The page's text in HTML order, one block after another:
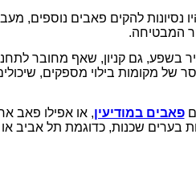
נסיונות להקים פאבים נוספים,
המבטיחה.
בשפע, גם קניון, שאף מחובר
של מקומות בילוי מספקים,
פאבים במודיעין, או אפילו פאב
בערים שכנות, כדוגמת תל אביב